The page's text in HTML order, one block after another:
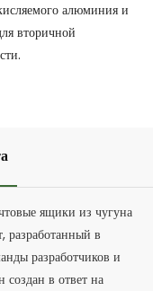
алюминия и
вторичной
ящики из чугуна
в
разработчиков и
в ответ на